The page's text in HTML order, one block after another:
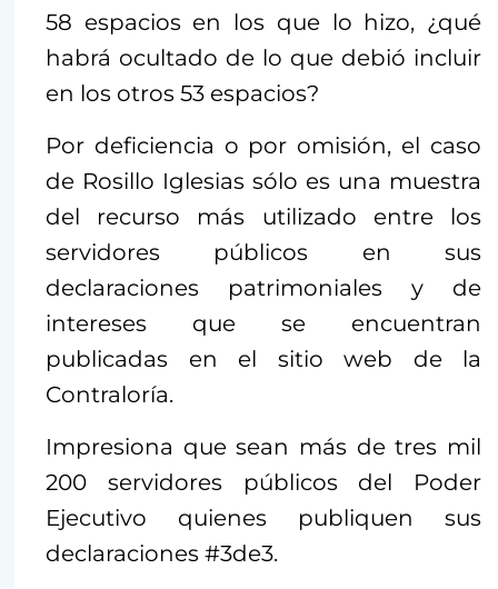
58 espacios en los que lo hizo, ¿qué
habrá ocultado de lo que debió incluir
en los otros 53 espacios?
Por deficiencia o por omisión, el caso
de Rosillo Iglesias sólo es una muestra
del recurso más utilizado entre los
servidores públicos en sus
declaraciones patrimoniales y de
intereses que se encuentran
publicadas en el sitio web de la
Contraloría.
Impresiona que sean más de tres mil
200 servidores públicos del Poder
Ejecutivo quienes publiquen sus
declaraciones #3de3.